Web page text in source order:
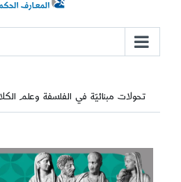
تحولات مبنائيّة في الفلسفة وعلم